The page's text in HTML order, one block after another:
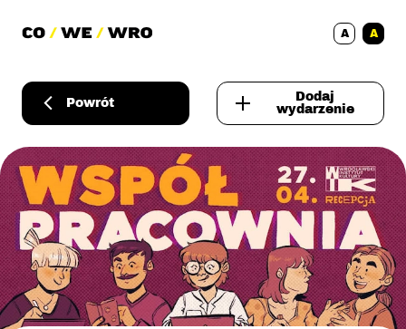
A A
Powrót
Dodaj
wydarzenie